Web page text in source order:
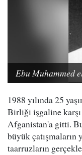
Ebu Muhammed
1988 yılında 25
Birliği işgaline karşı
Afganistan'a gitti.
büyük çatışmaların
taarruzların